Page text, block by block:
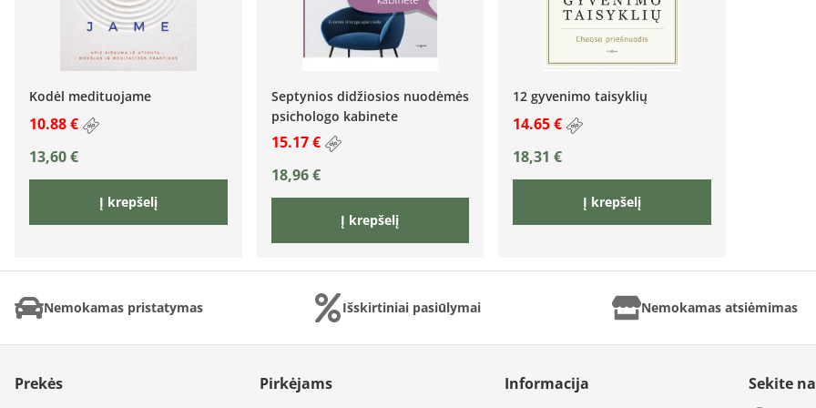
Kodėl medituojame
10.88 €
13,60€
Į krepšelį
Septynios didžiosios nuodėmės
psichologo kabinete
15.17 €
18,96€
Į krepšelį
12 gyvenimo taisyklių
14.65 €
18,31€
Į krepšelį
Nemokamas pristatymas Išskirtiniai pasiūlymai Nemokamas atsiėmimas
Prekės Pirkėjams Informacija Sekite